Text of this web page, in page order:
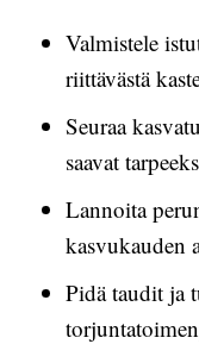
Valmistele
riittävästä
Seuraa
saavat
Lannoita
kasvukauden
Pidä taudit ja